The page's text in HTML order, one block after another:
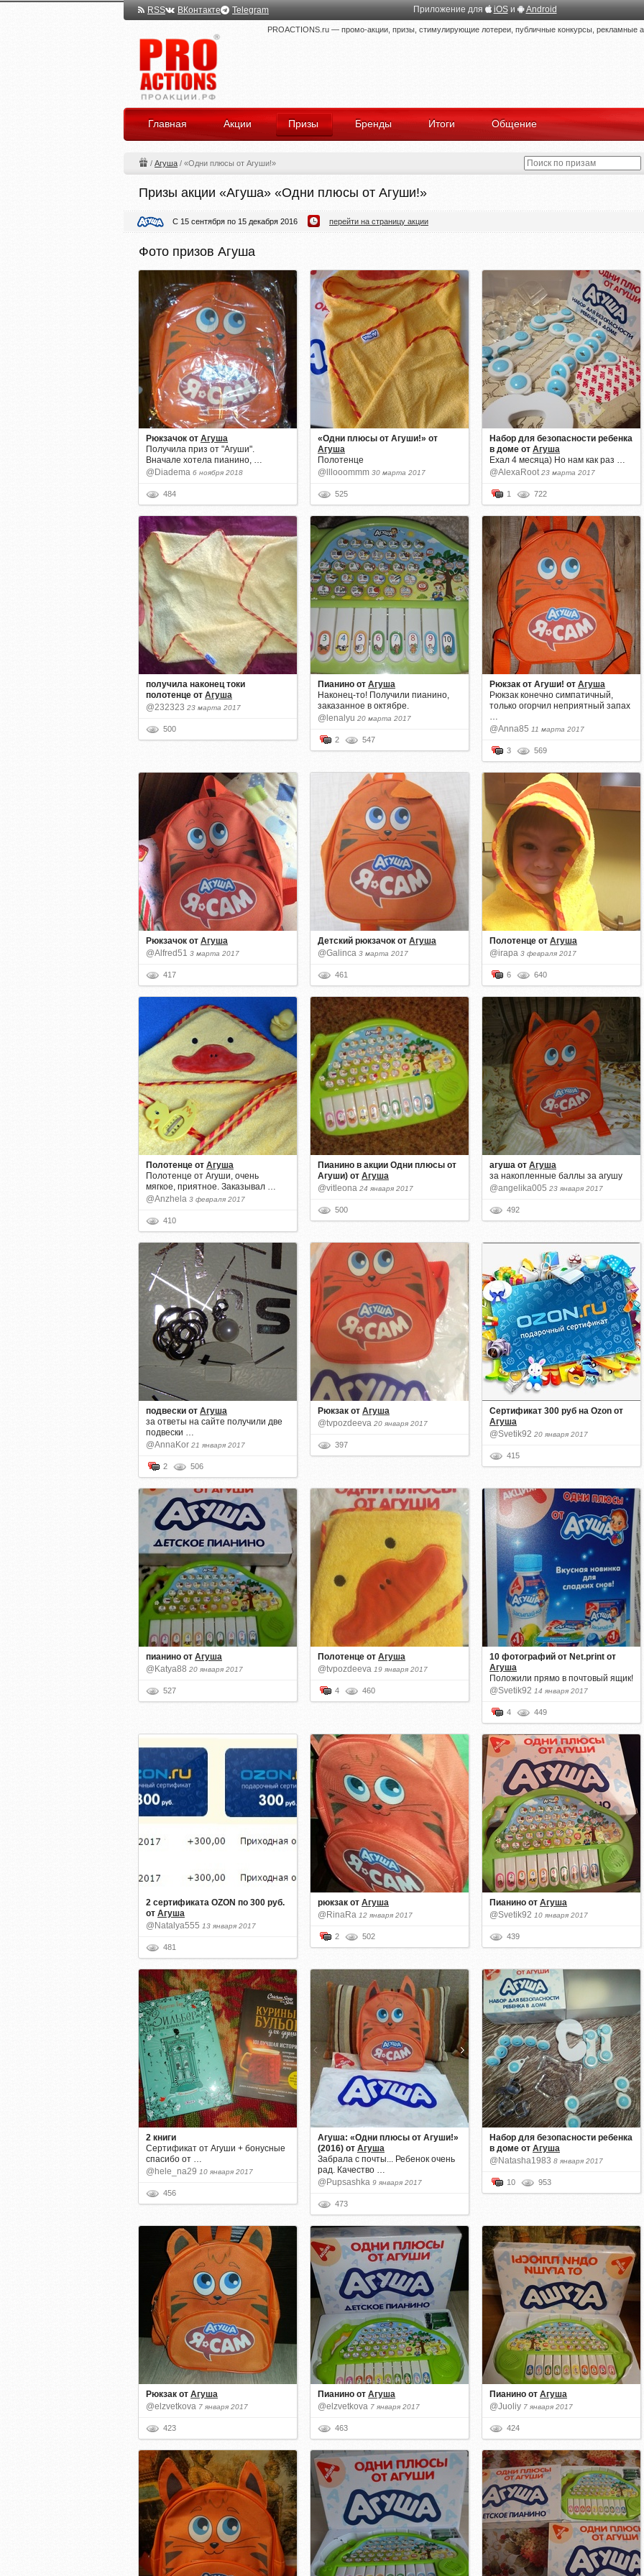
RSS ВКонтакте Telegram Приложение для iOSи Android
PROACTIONS.ru — промо-акции, призы, стимулирующие лотереи, публичные конкурсы, рекламные
Главная Акции Призы Бренды Итоги Общение
/ Агуша / «Одни плюсы от Агуши!»
Призы акции «Агуша» «Одни плюсы от Агуши!»
С 15 сентября по 15 декабря 2016 перейти на страницу акции
Фото призов Агуша
Рюкзачок от Агуша
Получила приз от "Агуши".
Вначале хотела пианино, …
@Diadema 6 ноября 2018
484
«Одни плюсы от Агуши!» от
Агуша
Полотенце
@lllooommm 30 марта 2017
525
Набор для безопасности ребенка
в доме от Агуша
Ехал 4 месяца) Но нам как раз …
@AlexaRoot 23 марта 2017
1 722
получила наконец токи
полотенце от Агуша
@232323 23 марта 2017
500
Пианино от Агуша
Наконец-то! Получили пианино,
заказанное в октябре.
@lenalyu 20 марта 2017
2 547
Рюкзак от Агуши! от Агуша
Рюкзак конечно симпатичный,
только огорчил неприятный запах
…
@Anna85 11 марта 2017
3 569
Рюкзачок от Агуша
@Alfred51 3 марта 2017
417
Детский рюкзачок от Агуша
@Galinca 3 марта 2017
461
Полотенце от Агуша
@irapa 3 февраля 2017
6 640
Полотенце от Агуша
Полотенце от Агуши, очень
мягкое, приятное. Заказывал …
@Anzhela 3 февраля 2017
410
Пианино в акции Одни плюсы от
Агуши) от Агуша
@vitleona 24 января 2017
500
агуша от Агуша
за накопленные баллы за агушу
@angelika005 23 января 2017
492
подвески от Агуша
за ответы на сайте получили две
подвески …
@AnnaKor 21 января 2017
2 506
Рюкзак от Агуша
@tvpozdeeva 20 января 2017
397
Сертификат 300 руб на Ozon от
Агуша
@Svetik92 20 января 2017
415
пианино от Агуша
@Katya88 20 января 2017
527
Полотенце от Агуша
@tvpozdeeva 19 января 2017
4 460
10 фотографий от Net.print от
Агуша
Положили прямо в почтовый ящик!
@Svetik92 14 января 2017
4 449
2 сертификата OZON по 300 руб.
от Агуша
@Natalya555 13 января 2017
481
рюкзак от Агуша
@RinaRa 12 января 2017
2 502
Пианино от Агуша
@Svetik92 10 января 2017
439
2 книги
Сертификат от Агуши + бонусные
спасибо от …
@hele_na29 10 января 2017
456
Агуша: «Одни плюсы от Агуши!»
(2016) от Агуша
Забрала с почты... Ребенок очень
рад. Качество …
@Pupsashka 9 января 2017
473
Набор для безопасности ребенка
в доме от Агуша
@Natasha1983 8 января 2017
10 953
Рюкзак от Агуша
@elzvetkova 7 января 2017
423
Пианино от Агуша
@elzvetkova 7 января 2017
463
Пианино от Агуша
@Juoliy 7 января 2017
424